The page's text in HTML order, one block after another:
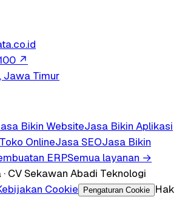
↗
Jawa Timur
Bikin WebsiteJasa Bikin Aplikasi
OnlineJasa SEOJasa Bikin
ERPSemua layanan →
CV Sekawan Abadi Teknologi
Cookie Pengaturan Cookie
Hak